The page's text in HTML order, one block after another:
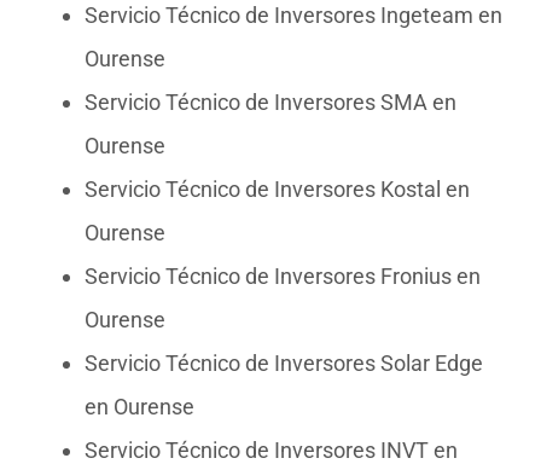
Servicio Técnico de Inversores Ingeteam en
Ourense
Servicio Técnico de Inversores SMA en
Ourense
Servicio Técnico de Inversores Kostal en
Ourense
Servicio Técnico de Inversores Fronius en
Ourense
Servicio Técnico de Inversores Solar Edge
en Ourense
Servicio Técnico de Inversores INVT en